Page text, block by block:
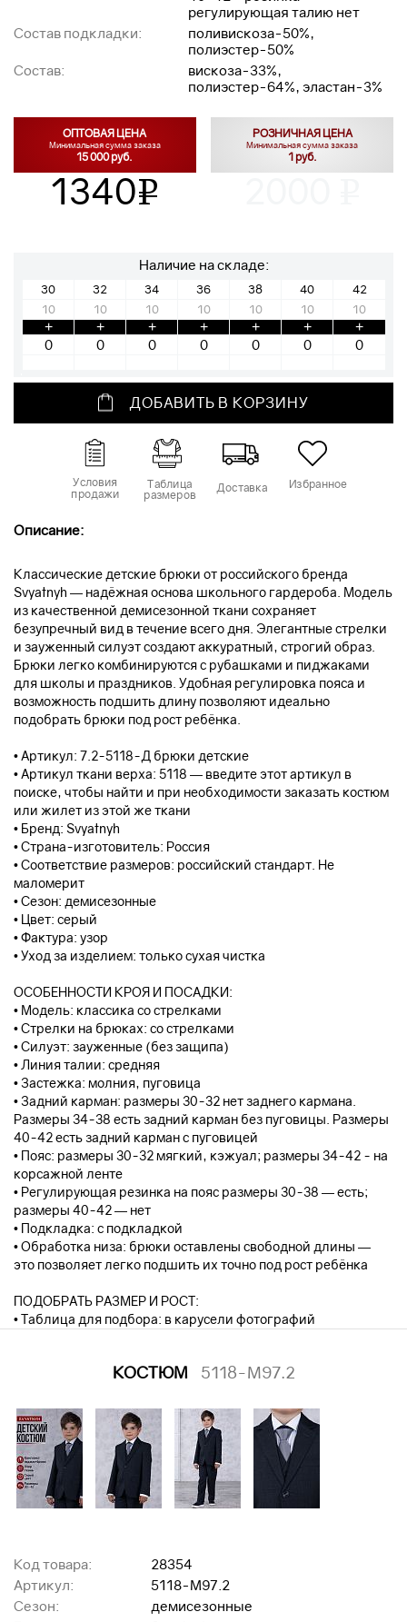
регулирующая талию нет
Состав подкладки:
поливискоза-50%,
полиэстер-50%
Состав:
вискоза-33%,
полиэстер-64%, эластан-3%
ОПТОВАЯ ЦЕНА
Минимальная сумма заказа
15 000 руб.
1340v
РОЗНИЧНАЯ ЦЕНА
Минимальная сумма заказа
1 руб.
Наличие на складе:
30 32 34 36 38 40
42
10
+
10
+
10
+
10
+
10
+
10
+
10
+
ДОБАВИТЬ В КОРЗИНУ
Условия
продажи
Таблица
размеров
Доставка Избранное
Описание:
Классические детские брюки от российского бренда
Svyatnyh — надёжная основа школьного гардероба. Модель
из качественной демисезонной ткани сохраняет
безупречный вид в течение всего дня. Элегантные стрелки
и зауженный силуэт создают аккуратный, строгий образ.
Брюки легко комбинируются с рубашками и пиджаками
для школы и праздников. Удобная регулировка пояса и
возможность подшить длину позволяют идеально
подобрать брюки под рост ребёнка.
• Артикул: 7.2-5118-Д брюки детские
• Артикул ткани верха: 5118 — введите этот артикул в
поиске, чтобы найти и при необходимости заказать костюм
или жилет из этой же ткани
• Бренд: Svyatnyh
• Страна-изготовитель: Россия
• Соответствие размеров: российский стандарт. Не
маломерит
• Сезон: демисезонные
• Цвет: серый
• Фактура: узор
• Уход за изделием: только сухая чистка
ОСОБЕННОСТИ КРОЯ И ПОСАДКИ:
• Модель: классика со стрелками
• Стрелки на брюках: со стрелками
• Силуэт: зауженные (без защипа)
• Линия талии: средняя
• Застежка: молния, пуговица
• Задний карман: размеры 30-32 нет заднего кармана.
Размеры 34-38 есть задний карман без пуговицы. Размеры
40-42 есть задний карман с пуговицей
• Пояс: размеры 30-32 мягкий, кэжуал; размеры 34-42 - на
корсажной ленте
• Регулирующая резинка на пояс размеры 30-38 — есть;
размеры 40-42 — нет
• Подкладка: с подкладкой
• Обработка низа: брюки оставлены свободной длины —
это позволяет легко подшить их точно под рост ребёнка
ПОДОБРАТЬ РАЗМЕР И РОСТ:
• Таблица для подбора: в карусели фотографий
КОСТЮМ 5118-М97.2
Код товара:
28354
Артикул:
5118-М97.2
Сезон:
демисезонные